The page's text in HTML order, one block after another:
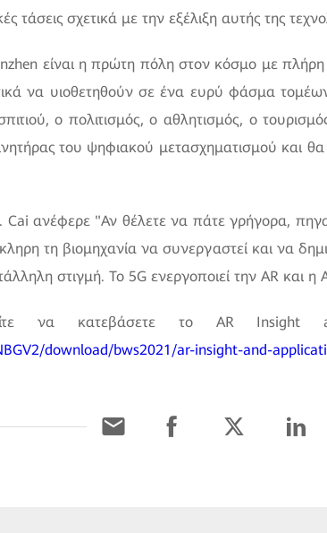
τάσεις σχετικά με την εξέλιξη αυτής της
είναι η πρώτη πόλη στον κόσμο με
να υιοθετηθούν σε ένα ευρύ φάσμα
ο πολιτισμός, ο αθλητισμός, ο
του ψηφιακού μετασχηματισμού και
Cai ανέφερε
Αν θέλετε να πάτε γρήγορα,
τη βιομηχανία να συνεργαστεί και να
στιγμή. Το 5G ενεργοποιεί την AR και η
να κατεβάσετε το AR Insight
download/bws2021/ar-insight-and-